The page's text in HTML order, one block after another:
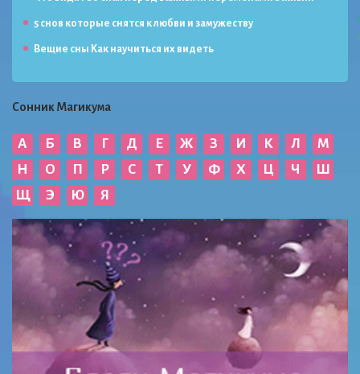
5 снов которые снятся к любви и замужеству
Вещие сны Как научиться их видеть
Сонник Магикума
А Б В Г Д Е Ж З И К Л
М
Н
О П Р С Т У Ф Х Ц Ч
Ш
Щ
Э Ю Я